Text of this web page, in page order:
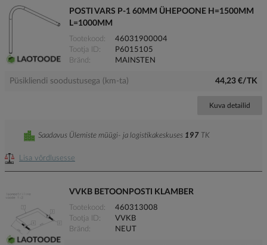
POSTI VARS P-1 60MM ÜHEPOONE H=1500MM
L=1000MM
Tootekood
46031900004
Tootja ID
P6015105
Bränd
MAINSTEN
Püsikliendi soodustusega (km-ta) 44,23 €/TK
Kuva detailid
Lisa võrdlusesse
Saadavus Ülemiste müügi- ja logistikakeskuses 197 TK
VVKB BETOONPOSTI KLAMBER
Tootekood
460313008
Tootja ID
VVKB
Bränd
NEUT